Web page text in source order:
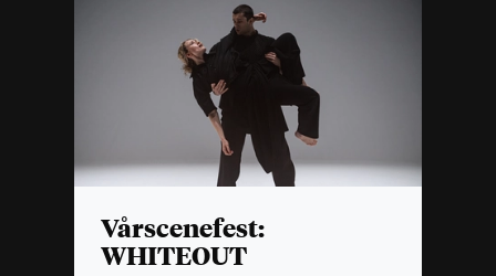
Vårscenefest:
WHITEOUT